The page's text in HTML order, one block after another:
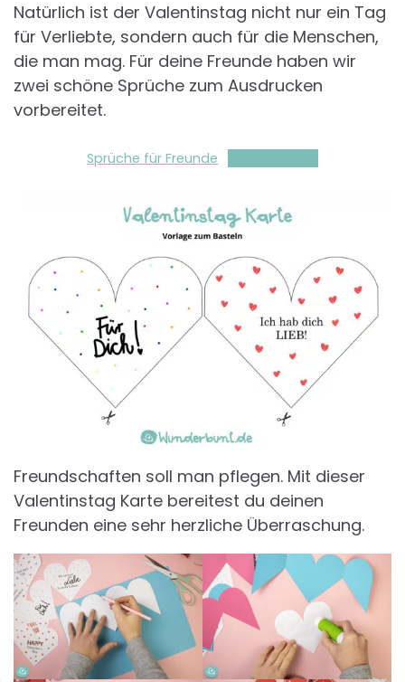
Natürlich ist der Valentinstag nicht nur ein Tag
für Verliebte, sondern auch für die Menschen,
die man mag. Für deine Freunde haben wir
zwei schöne Sprüche zum Ausdrucken
vorbereitet.
Sprüche für Freunde
Freundschaften soll man pflegen. Mit dieser
Valentinstag Karte bereitest du deinen
Freunden eine sehr herzliche Überraschung.